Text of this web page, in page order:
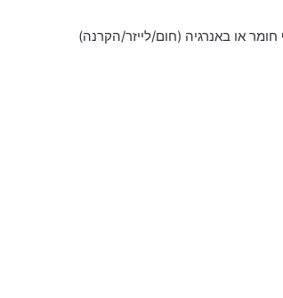
או באנרגיה (חום/לייזר/הקרנה)